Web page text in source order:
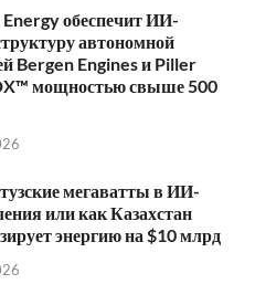
обеспечит ИИ-
автономной
Bergen Engines и Piller
мощностью свыше 500
мегаватты в ИИ-
или как Казахстан
энергию на $10 млрд